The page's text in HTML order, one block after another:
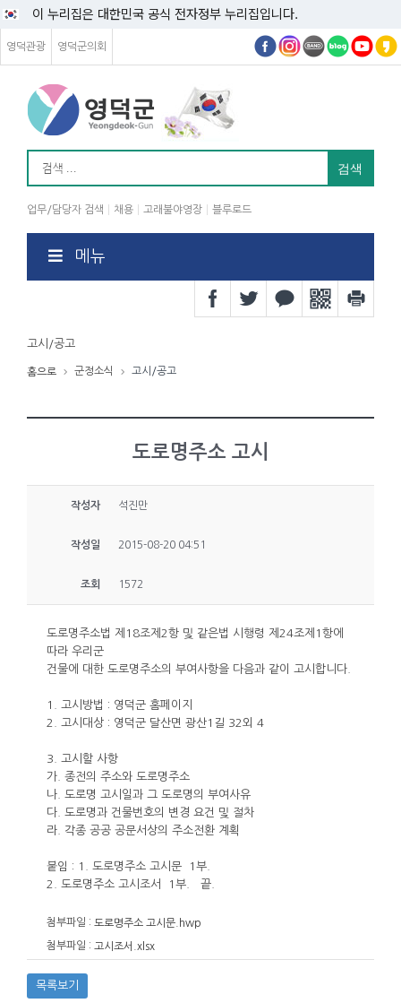
이 누리집은 대한민국 공식 전자정부 누리집입니다.
영덕관광 영덕군의회
업무/담당자 검색 채용 고래불야영장 블루로드
메뉴
고시/공고
홈으로 군정소식 고시/공고
도로명주소 고시
작성자 석진만
작성일 2015-08-20 04:51
조회 1572
도로명주소법 제18조제2항 및 같은법 시행령 제24조제1항에
따라 우리군
건물에 대한 도로명주소의 부여사항을 다음과 같이 고시합니다.
1. 고시방법 : 영덕군 홈페이지
2. 고시대상 : 영덕군 달산면 광산1길 32외 4
3. 고시할 사항
가. 종전의 주소와 도로명주소
나. 도로명 고시일과 그 도로명의 부여사유
다. 도로명과 건물번호의 변경 요건 및 절차
라. 각종 공공 공문서상의 주소전환 계획
붙임 : 1. 도로명주소 고시문 1부.
2. 도로명주소 고시조서 1부. 끝.
첨부파일 : 도로명주소 고시문.hwp
첨부파일 : 고시조서.xlsx
목록보기